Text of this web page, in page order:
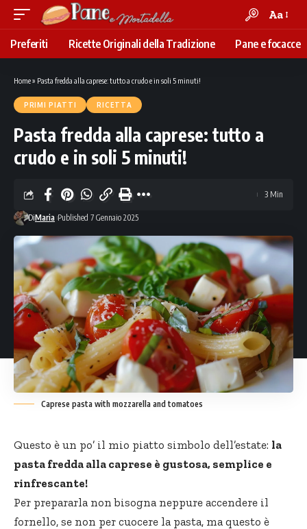
Font
Resizer
Aa
Preferiti Ricette Originali della Tradizione Pane e focacce
Home» Pasta fredda alla caprese: tutto a crudo e in soli 5 minuti!
PRIMI PIATTI RICETTA
Pasta fredda alla caprese: tutto a
crudo e in soli 5 minuti!
DiMaria Published 7 Gennaio 2025
3 Min
Caprese pasta with mozzarella and tomatoes
Questo è un po’ il mio piatto simbolo dell’estate: la
pasta fredda alla caprese è gustosa, semplice e
rinfrescante!
Per prepararla non bisogna neppure accendere il
fornello, se non per cuocere la pasta, ma questo è